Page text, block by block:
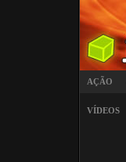
AÇÃO
VÍDEOS